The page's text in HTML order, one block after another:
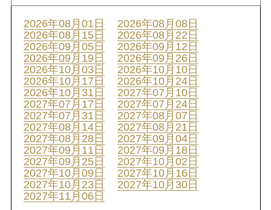
2026年08月01日
2026年08月08日
2026年08月15日
2026年08月22日
2026年09月05日
2026年09月12日
2026年09月19日
2026年09月26日
2026年10月03日
2026年10月10日
2026年10月17日
2026年10月24日
2026年10月31日
2027年07月10日
2027年07月17日
2027年07月24日
2027年07月31日
2027年08月07日
2027年08月14日
2027年08月21日
2027年08月28日
2027年09月04日
2027年09月11日
2027年09月18日
2027年09月25日
2027年10月02日
2027年10月09日
2027年10月16日
2027年10月23日
2027年10月30日
2027年11月06日